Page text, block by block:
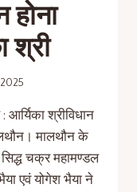
होना
श्री
श्रीविधान
मालथौन के
चक्र महामण्डल
एवं योगेश भैया ने